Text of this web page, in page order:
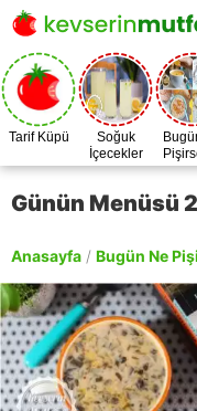
Tarif Küpü
Soğuk
İçecekler
Günün Menüsü
Anasayfa / Bugün Ne